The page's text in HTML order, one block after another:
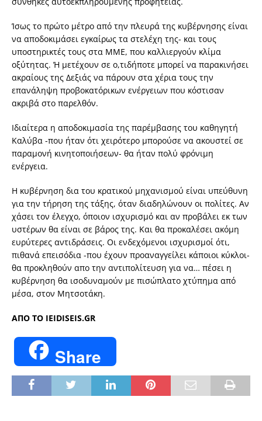
Ίσως το πρώτο μέτρο από την πλευρά της κυβέρνησης είναι
να αποδοκιμάσει εγκαίρως τα στελέχη της- και τους
υποστηρικτές τους στα ΜΜΕ, που καλλιεργούν κλίμα
οξύτητας. Ή μετέχουν σε ο,τιδήποτε μπορεί να παρακινήσει
ακραίους της Δεξιάς να πάρουν στα χέρια τους την
επανάληψη προβοκατόρικων ενέργειων που κόστισαν
ακριβά στο παρελθόν.
Ιδιαίτερα η αποδοκιμασία της παρέμβασης του καθηγητή
Καλύβα -που ήταν ότι χειρότερο μπορούσε να ακουστεί σε
παραμονή κινητοποιήσεων- θα ήταν πολύ φρόνιμη
ενέργεια.
Η κυβέρνηση δια του κρατικού μηχανισμού είναι υπεύθυνη
για την τήρηση της τάξης, όταν διαδηλώνουν οι πολίτες. Αν
χάσει τον έλεγχο, όποιον ισχυρισμό και αν προβάλει εκ των
υστέρων θα είναι σε βάρος της. Και θα προκαλέσει ακόμη
ευρύτερες αντιδράσεις. Οι ενδεχόμενοι ισχυρισμοί ότι,
πιθανά επεισόδια -που έχουν προαναγγείλει κάποιοι κύκλοι-
θα προκληθούν απο την αντιπολίτευση για να… πέσει η
κυβέρνηση θα ισοδυναμούν με πισώπλατο χτύπημα από
μέσα, στον Μητσοτάκη.
ΑΠΟ ΤΟ IEIDISEIS.GR
Share